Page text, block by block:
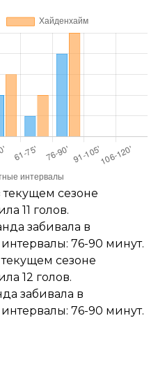
текущем сезоне
11 голов.
забивала в
76-90 минут.
текущем сезоне
12 голов.
забивала в
76-90 минут.